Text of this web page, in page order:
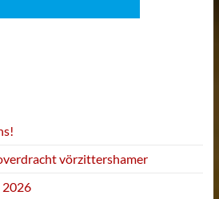
vörzittershamer
2026